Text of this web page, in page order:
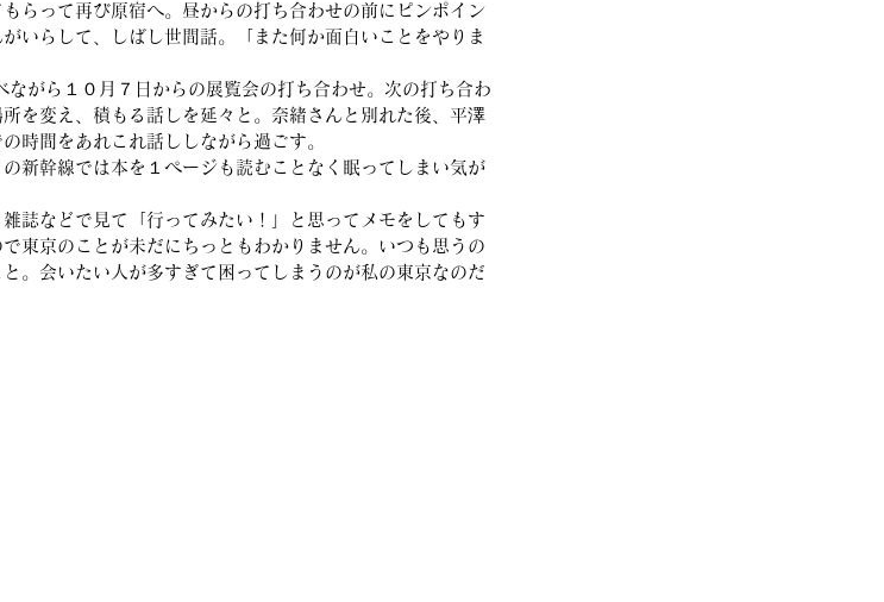
らって再び原宿へ。昼からの打ち合わせの前にピンポイン
いらして、しばし世間話。「また何か面白いことをやりま
ながら１０月７日からの展覧会の打ち合わせ。次の打ち合わ
を変え、積もる話しを延々と。奈緒さんと別れた後、平澤
時間をあれこれ話ししながら過ごす。
新幹線では本を１ページも読むことなく眠ってしまい気が
誌などで見て「行ってみたい！」と思ってメモをしてもす
東京のことが未だにちっともわかりません。いつも思うの
。会いたい人が多すぎて困ってしまうのが私の東京なのだ